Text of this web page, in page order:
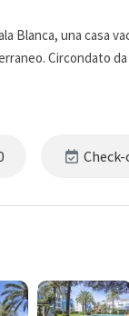
Blanca, una casa
Circondato
e accesso
attrezzata
Check-